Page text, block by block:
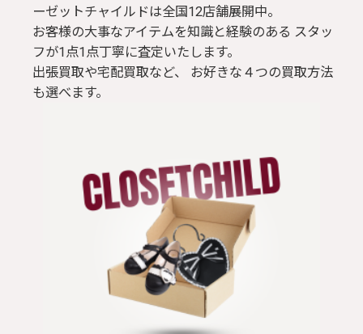
ーゼットチャイルドは全国12店舗展開中。
お客様の大事なアイテムを知識と経験のある スタッ
フが1点1点丁寧に査定いたします。
出張買取や宅配買取など、 お好きな４つの買取方法
も選べます。